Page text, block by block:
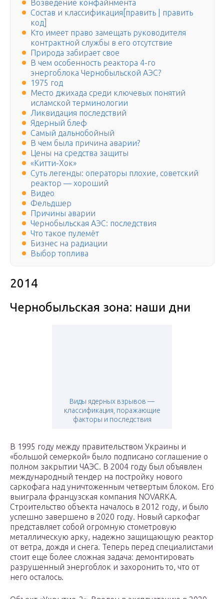
Возведение конфайнмента
Состав и классификация[править | править
код]
Кто имеет право замещать руководителя
контрактной службы в его отсутствие
Природа забирает свое
В чем особенность реактора 4-го
энергоблока Чернобыльской АЭС?
1975 год
Место джихада среди ключевых понятий
исламской терминологии
Ликвидация последствий
Ядерный блеф
Самый дальнобойный
В чем была причина аварии?
Цены на средства защиты
«Китти-Хок»
Суть легенды: операторы плохие, советский
реактор — хороший
Видео
Фельдшер
Причины аварии
Чернобыльская АЭС: последствия
Что такое пулемёт
Бизнес на радиации
Выбор топлива
2014
Чернобыльская зона: наши дни
Виды ядерных взрывов —
классификация, поражающие
факторы и последствия
В 1995 году между правительством Украины и
«большой семеркой» было подписано соглашение о
полном закрытии ЧАЭС. В 2004 году был объявлен
международный тендер на постройку нового
саркофага над уничтоженным четвертым блоком. Его
выиграла французская компания NOVARKA.
Строительство объекта началось в 2012 году, и было
успешно завершено в 2020 году. Новый саркофаг
представляет собой огромную стометровую
металлическую арку, надежно защищающую реактор
от ветра, дождя и снега. Теперь перед специалистами
стоит еще более сложная задача: демонтировать
разрушенный энергоблок и захоронить то, что от
него осталось.